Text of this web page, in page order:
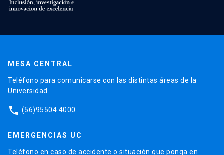
MESA CENTRAL
Teléfono para comunicarse con las distintas áreas de la
Universidad.
phone (56)95504 4000
EMERGENCIAS UC
Teléfono en caso de accidente o situación que ponga en